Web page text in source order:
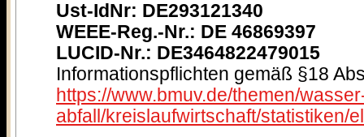
Ust-IdNr: DE293121340
WEEE-Reg.-Nr.: DE 46869397
LUCID-Nr.: DE3464822479015
Informationspflichten gemäß §18
https://www.bmuv.de/themen/
abfall/kreislaufwirtschaft/statistiken/